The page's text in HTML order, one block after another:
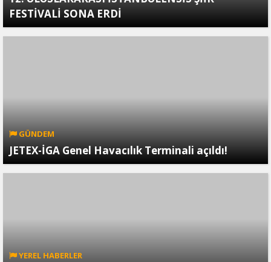
FESTİVALİ SONA ERDİ
GÜNDEM
JETEX-İGA Genel Havacılık Terminali açıldı!
YEREL HABERLER